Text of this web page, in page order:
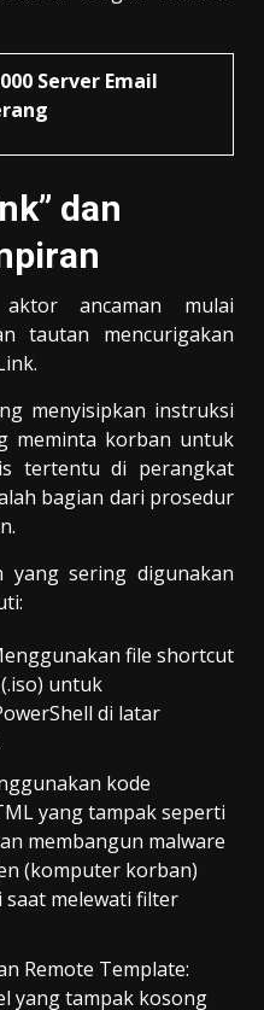
Server Email
dan
ancaman mulai
tautan mencurigakan
menyisipkan instruksi
meminta korban untuk
tertentu di perangkat
bagian dari prosedur
yang sering digunakan
file shortcut
untuk
di latar
kode
yang tampak seperti
membangun malware
(komputer korban)
melewati filter
Remote Template:
yang tampak kosong